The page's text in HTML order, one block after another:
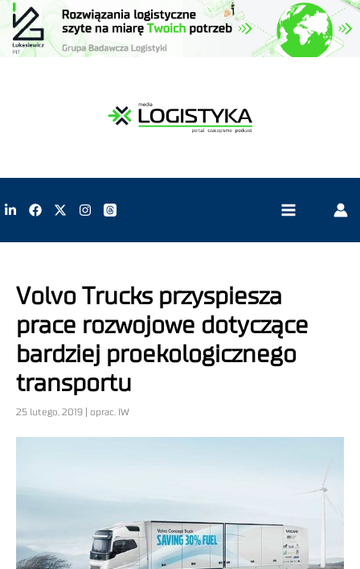
Volvo Trucks przyspiesza
prace rozwojowe dotyczące
bardziej proekologicznego
transportu
25 lutego, 2019 | oprac. IW